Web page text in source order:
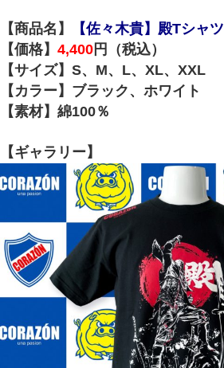
【商品名】
【佐々木貴】殿Tシャツ
【価格】 4,400 円（税込）
【サイズ】S、M、L、XL、XXL
【カラー】ブラック、ホワイト
【素材】綿100％
【ギャラリー】